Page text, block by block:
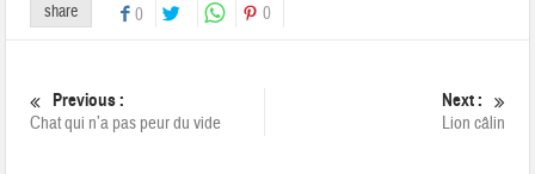
share 0 0
Previous :
Chat qui n’a pas peur du vide
Next :
Lion câlin